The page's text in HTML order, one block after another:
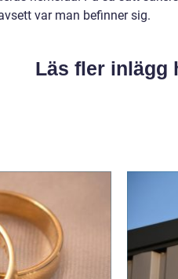
var man befinner sig.
Läs fler inlägg